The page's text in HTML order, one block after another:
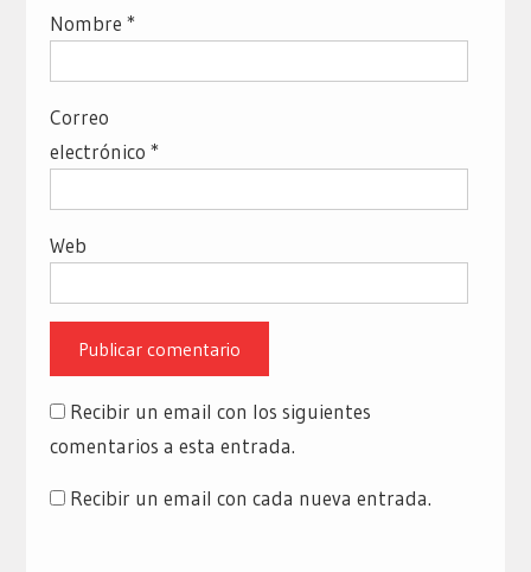
Nombre *
Correo
electrónico *
Web
Recibir un email con los siguientes
comentarios a esta entrada.
Recibir un email con cada nueva entrada.